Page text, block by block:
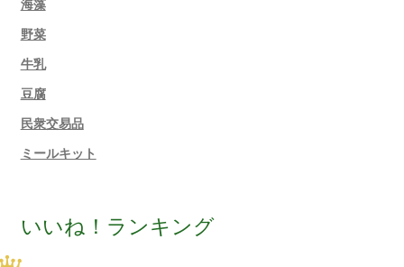
野菜
牛乳
豆腐
民衆交易品
ミールキット
いいね！ランキング